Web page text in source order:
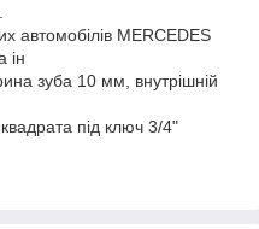
автомобілів MERCEDES
ін
зуба 10 мм, внутрішній
під ключ 3/4"